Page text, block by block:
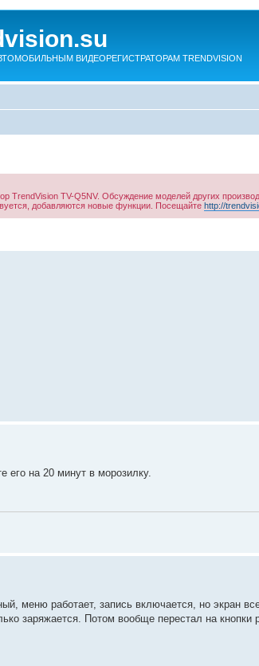
ВИДЕОРЕГИСТРАТОРАМ TRENDVISION
TrendVision TV-Q5NV. Обсуждение моделей других
добавляются новые функции. Посещайте http://
его на 20 минут в морозилку.
меню работает, запись включается, но экран
заряжается. Потом вообще перестал на кнопки